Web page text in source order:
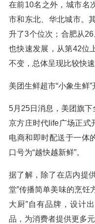
在前10名之外，城市名
市和东北、华北城市。
升了3个位次；合肥从
也快速发展，从第42位
不变，总体呈现比较快
美团生鲜超市“小象生鲜”
5月25日消息，美团旗
京方庄时代life广场正式
电商和即时配送于一体
口号为“越快越新鲜”。
据了解，除了在店内提
堂”传播简单美味的烹饪
大厨”自有品牌，设计
品，为消费者提供更多